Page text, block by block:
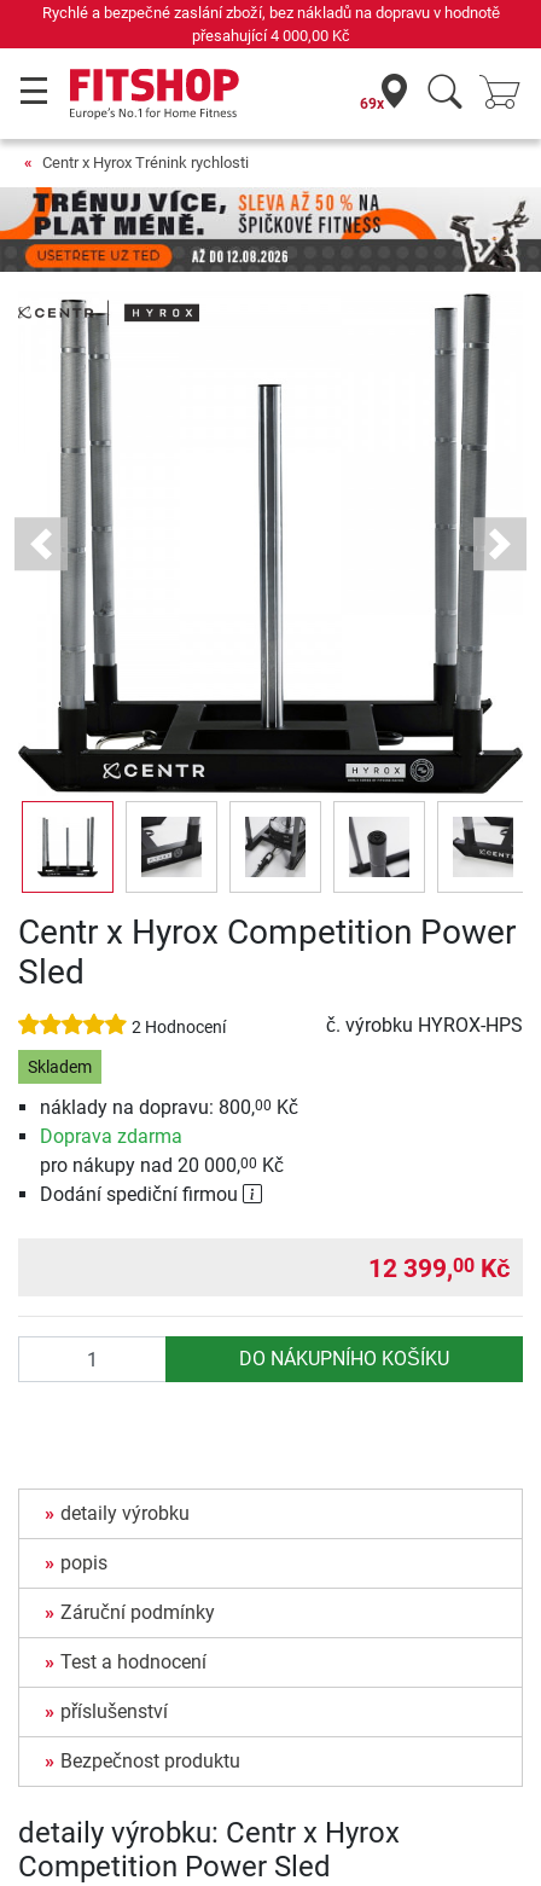
Rychlé a bezpečné zaslání zboží, bez nákladů na dopravu v hodnotě
přesahující4 000,00 Kč
69x
Centr x Hyrox Trénink rychlosti
Previous Next
Centr x Hyrox Competition Power
Sled
2 Hodnocení č. výrobku HYROX-HPS
Skladem
náklady na dopravu: 800,00 Kč
Doprava zdarma
pro nákupy nad 20 000,00 Kč
Dodání spediční firmou
12 399,00 Kč
DO NÁKUPNÍHO KOŠÍKU
detaily výrobku
popis
Záruční podmínky
Test a hodnocení
příslušenství
Bezpečnost produktu
detaily výrobku: Centr x Hyrox
Competition Power Sled